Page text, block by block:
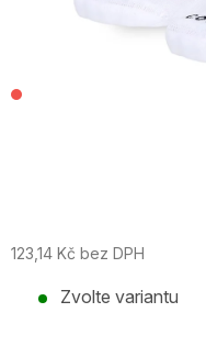
123,14 Kč bez DPH
cena:
Zvolte variantu